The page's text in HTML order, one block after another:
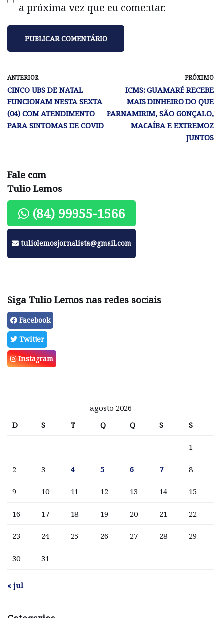
a próxima vez que eu comentar.
ANTERIOR
CINCO UBS DE NATAL
FUNCIONAM NESTA SEXTA
(04) COM ATENDIMENTO
PARA SINTOMAS DE COVID
PRÓXIMO
ICMS: GUAMARÉ RECEBE
MAIS DINHEIRO DO QUE
PARNAMIRIM, SÃO GONÇALO,
MACAÍBA E EXTREMOZ
JUNTOS
Fale com
Tulio Lemos
(84) 99955-1566
tuliolemosjornalista@gmail.com
Siga Tulio Lemos nas redes sociais
Facebook
Twitter
Instagram
agosto 2026
D
S T Q Q S S
1
2 3 4 5 6 7 8
9 10 11 12 13 14 15
16 17 18 19 20 21 22
23 24 25 26 27 28 29
30 31
« jul